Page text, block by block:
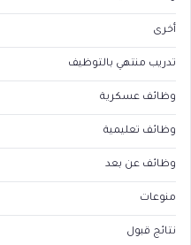
أخرى
تدريب منتهي بالتوظيف
وظائف عسكرية
وظائف تعليمية
وظائف عن بعد
منوعات
نتائج قبول